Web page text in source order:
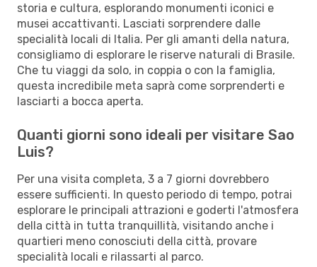
storia e cultura, esplorando monumenti iconici e
musei accattivanti. Lasciati sorprendere dalle
specialità locali di Italia. Per gli amanti della natura,
consigliamo di esplorare le riserve naturali di Brasile.
Che tu viaggi da solo, in coppia o con la famiglia,
questa incredibile meta saprà come sorprenderti e
lasciarti a bocca aperta.
Quanti giorni sono ideali per visitare Sao
Luis?
Per una visita completa, 3 a 7 giorni dovrebbero
essere sufficienti. In questo periodo di tempo, potrai
esplorare le principali attrazioni e goderti l'atmosfera
della città in tutta tranquillità, visitando anche i
quartieri meno conosciuti della città, provare
specialità locali e rilassarti al parco.